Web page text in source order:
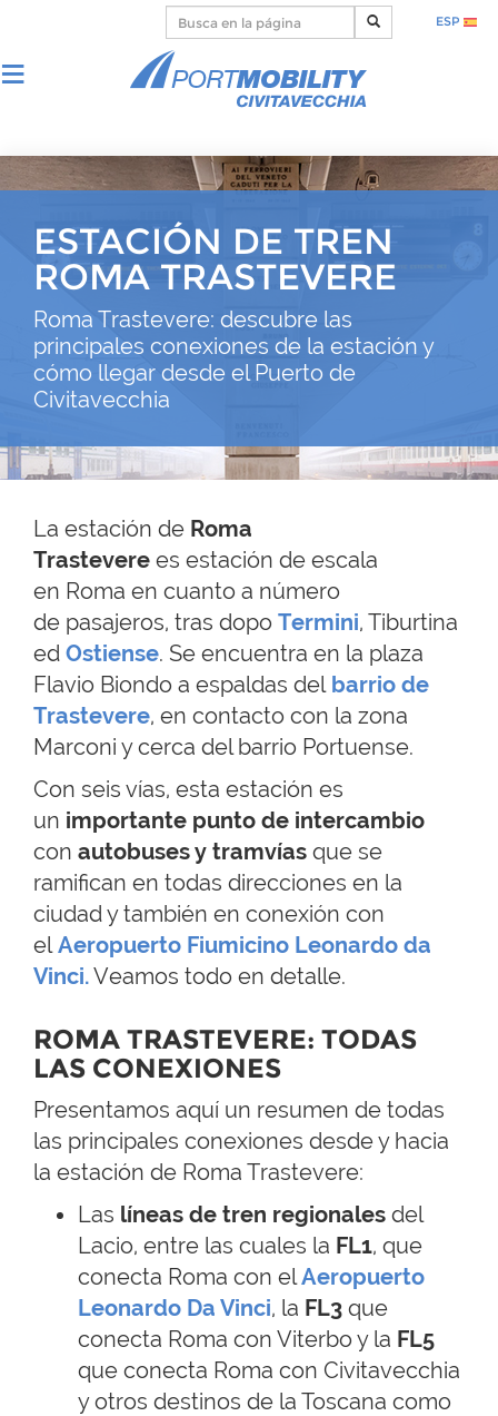
ESP
ESTACIÓN DE TREN
ROMA TRASTEVERE
Roma Trastevere: descubre las
principales conexiones de la estación y
cómo llegar desde el Puerto de
Civitavecchia
La estación de Roma
Trastevere es estación de escala
en Roma en cuanto a número
de pasajeros, tras dopo Termini, Tiburtina
ed Ostiense. Se encuentra en la plaza
Flavio Biondo a espaldas del barrio de
Trastevere, en contacto con la zona
Marconi y cerca del barrio Portuense.
Con seis vías, esta estación es
un importante punto de intercambio
con autobuses y tramvías que se
ramifican en todas direcciones en la
ciudad y también en conexión con
elAeropuerto Fiumicino Leonardo da
Vinci.Veamos todo en detalle.
ROMA TRASTEVERE: TODAS
LAS CONEXIONES
Presentamos aquí un resumen de todas
las principales conexiones desde y hacia
la estación de Roma Trastevere:
Las líneas de tren regionales del
Lacio, entre las cuales la FL1, que
conecta Roma con elAeropuerto
Leonardo Da Vinci, la FL3 que
conecta Roma con Viterbo y la FL5
que conecta Roma con Civitavecchia
y otros destinos de la Toscana como